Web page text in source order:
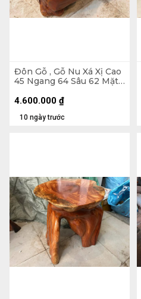
Đôn Gỗ , Gỗ Nu Xá Xị Cao
45 Ngang 64 Sâu 62 Mặt
10 ngày trước
4.600.000 ₫